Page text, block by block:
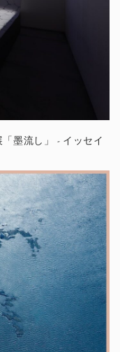
墨流し」 - イッセイ